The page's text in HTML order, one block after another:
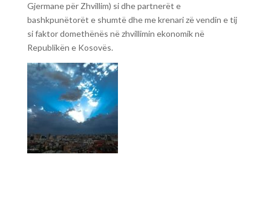
Gjermane për Zhvillim) si dhe partnerët e
bashkpunëtorët e shumtë dhe me krenari zë vendin e tij
si faktor domethënës në zhvillimin ekonomik në
Republikën e Kosovës.